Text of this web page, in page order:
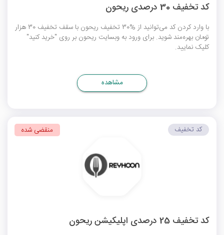
کد تخفیف 30 درصدی ریحون
با وارد کردن کد می‌توانید از %30 تخفیف ریحون با سقف تخفیف 30 هزار
تومان بهره‌مند شوید. برای ورود به وبسایت ریحون بر روی "خرید کنید"
کلیک نمایید.
مشاهده
کد تخفیف 25 درصدی اپلیکیشن ریحون
کد تخفیف منقضی شده